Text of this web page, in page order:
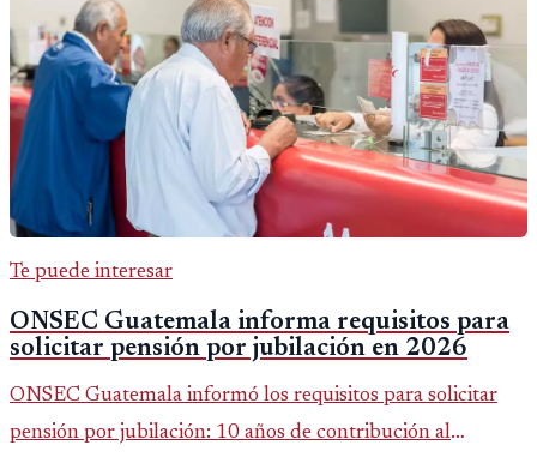
Te puede interesar
ONSEC Guatemala informa requisitos para
solicitar pensión por jubilación en 2026
ONSEC Guatemala informó los requisitos para solicitar
pensión por jubilación: 10 años de contribución al